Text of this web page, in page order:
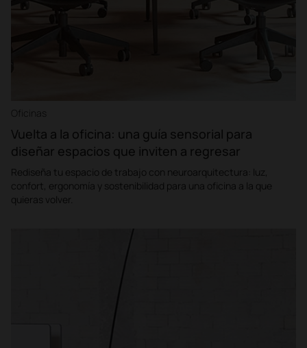
Oficinas
Vuelta a la oficina: una guía sensorial para
diseñar espacios que inviten a regresar
Rediseña tu espacio de trabajo con neuroarquitectura: luz,
confort, ergonomía y sostenibilidad para una oficina a la que
quieras volver.